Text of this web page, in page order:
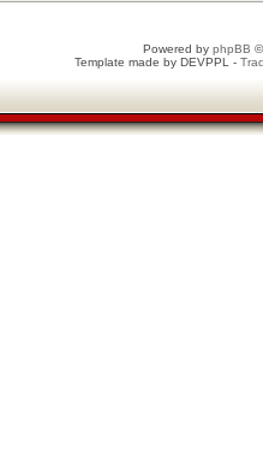
Powered by phpBB
Template made by DEVPPL -